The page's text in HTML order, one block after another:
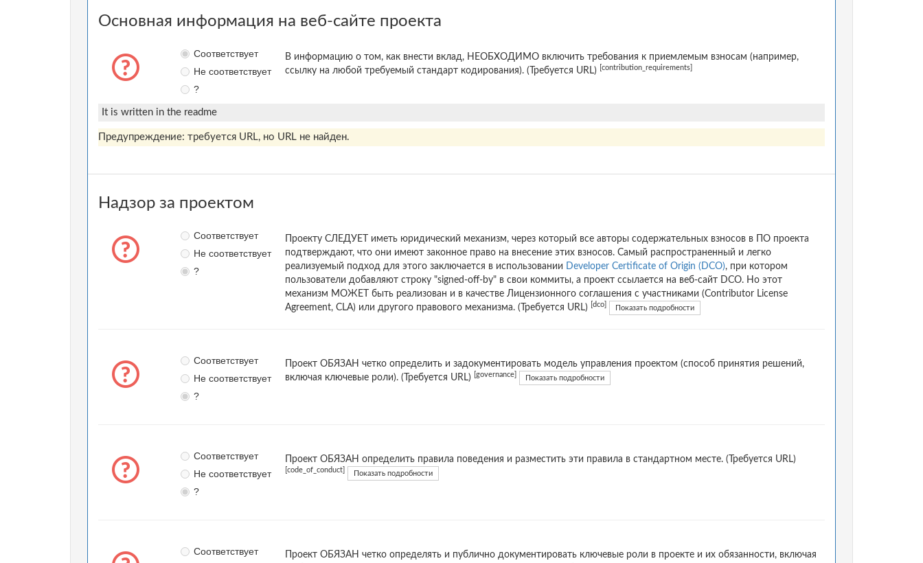
Основная информация на веб-сайте проекта
Соответствует
Не соответствует
?
В информацию о том, как внести вклад, НЕОБХОДИМО включить требования к приемлемым взносам (например,
ссылку на любой требуемый стандарт кодирования). (Требуется URL)
[contribution_requirements]
It is written in the readme
Предупреждение: требуется URL, но URL не найден.
Надзор за проектом
Соответствует
Не соответствует
?
Проекту СЛЕДУЕТ иметь юридический механизм, через который все авторы содержательных взносов в ПО проекта
подтверждают, что они имеют законное право на внесение этих взносов. Самый распространенный и легко
реализуемый подход для этого заключается в использовании Developer Certificate of Origin (DCO), при котором
пользователи добавляют строку "signed-off-by" в свои коммиты, а проект ссылается на веб-сайт DCO. Но этот
механизм МОЖЕТ быть реализован и в качестве Лицензионного соглашения с участниками (Contributor License
Agreement, CLA) или другого правового механизма. (Требуется URL)
[dco] Показать подробности
Соответствует
Не соответствует
?
Проект ОБЯЗАН четко определить и задокументировать модель управления проектом (способ принятия решений,
включая ключевые роли). (Требуется URL)
[governance] Показать подробности
Соответствует
Не соответствует
?
Проект ОБЯЗАН определить правила поведения и разместить эти правила в стандартном месте. (Требуется URL)
[code_of_conduct] Показать подробности
Соответствует
Проект ОБЯЗАН четко определять и публично документировать ключевые роли в проекте и их обязанности, включая